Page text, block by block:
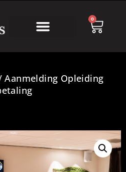
0
Aanmelding Opleiding